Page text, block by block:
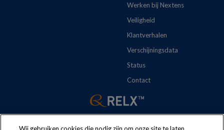
Werken bij Nextens
Veiligheid
Klantverhalen
Verschijningsdata
Status
Contact